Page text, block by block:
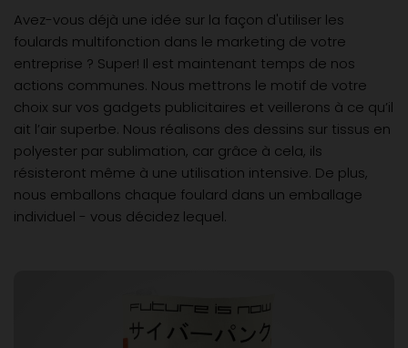
Avez-vous déjà une idée sur la façon d'utiliser les
foulards multifonction dans le marketing de votre
entreprise ? Super! Il est maintenant temps de nos
actions communes. Nous mettrons le motif de votre
choix sur vos gadgets publicitaires et veillerons à ce qu’il
ait l’air superbe. Nous réalisons des dessins sur tissus en
polyester par sublimation, car grâce à cela, ils
résisteront même à une utilisation intensive. De plus,
nous emballons chaque foulard dans un emballage
individuel - vous décidez lequel.